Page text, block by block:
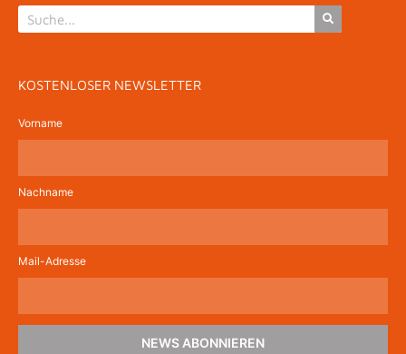
KOSTENLOSER NEWSLETTER
Vorname
Nachname
Mail-Adresse
NEWS ABONNIEREN